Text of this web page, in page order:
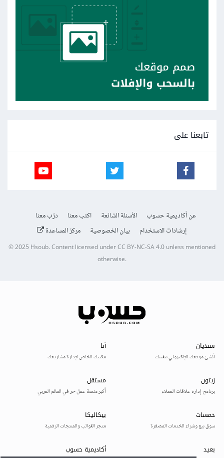
تابعنا على
عن أكاديمية حسوب الأسئلة الشائعة اكتب معنا
درّب معنا
إرشادات الاستخدام
بيان الخصوصية مركز المساعدة
© 2025Hsoub.Content licensed underCC BY-NC-SA 4.0unless mentioned
otherwise.